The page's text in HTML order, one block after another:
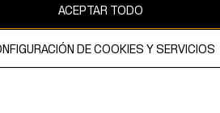
web está protegido por copyright y es
ACEPTAR TODO
DE COOKIES Y SERVICIOS